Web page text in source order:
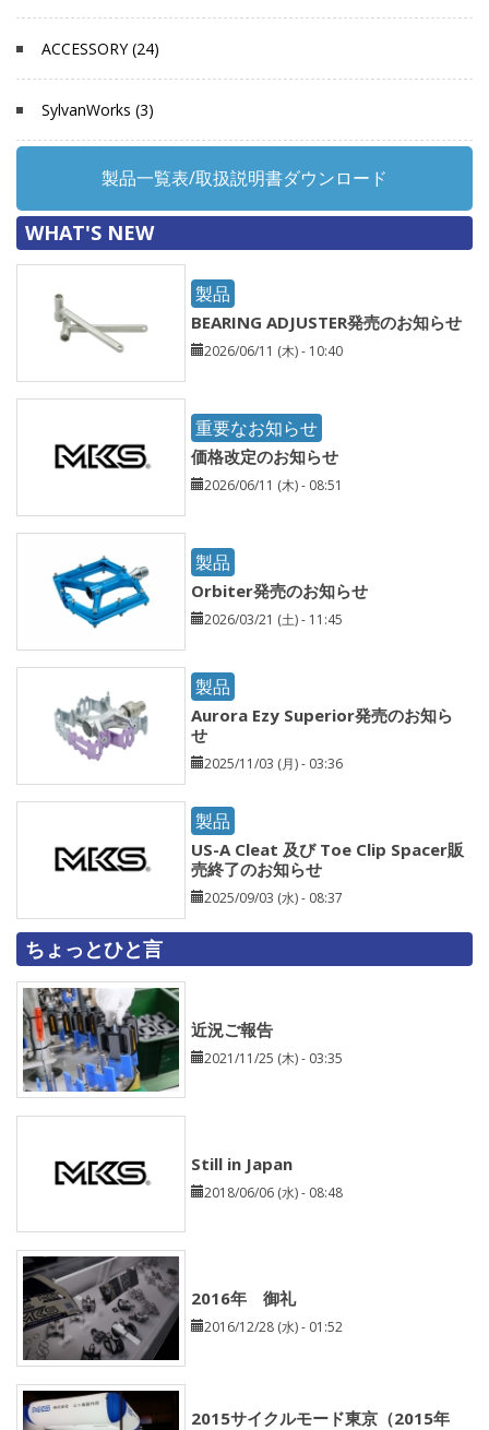
ACCESSORY (24)
SylvanWorks (3)
製品一覧表/取扱説明書ダウンロード
WHAT'S NEW
製品
BEARING ADJUSTER発売のお知らせ
2026/06/11 (木) - 10:40
重要なお知らせ
価格改定のお知らせ
2026/06/11 (木) - 08:51
製品
Orbiter発売のお知らせ
2026/03/21 (土) - 11:45
製品
Aurora Ezy Superior発売のお知ら
せ
2025/11/03 (月) - 03:36
製品
US-A Cleat 及び Toe Clip Spacer販
売終了のお知らせ
2025/09/03 (水) - 08:37
ちょっとひと言
近況ご報告
2021/11/25 (木) - 03:35
Still in Japan
2018/06/06 (水) - 08:48
2016年 御礼
2016/12/28 (水) - 01:52
2015サイクルモード東京（2015年